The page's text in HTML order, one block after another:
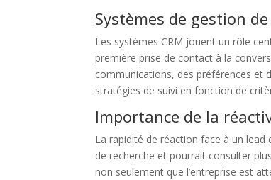
Systèmes de gestion
Les systèmes CRM jouent un rôle
première prise de contact à la
communications, des préférences et
stratégies de suivi en fonction de
Importance de la
La rapidité de réaction face à un
de recherche et pourrait consulter
non seulement que l’entreprise est